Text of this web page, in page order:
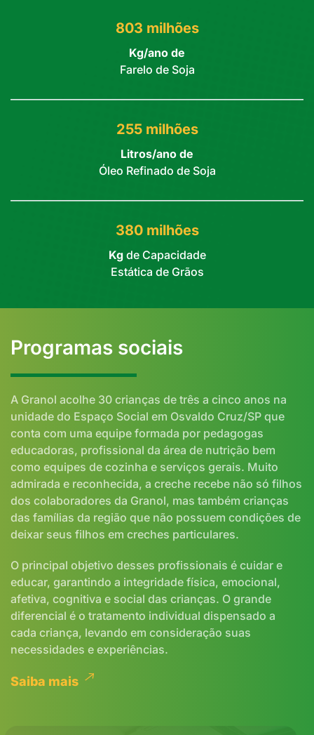
803 milhões
Kg/ano de
Farelo de Soja
255 milhões
Litros/ano de
Óleo Refinado de Soja
380 milhões
Kgde Capacidade
Estática de Grãos
Programas sociais
A Granol acolhe 30 crianças de três a cinco anos na
unidade do Espaço Social em Osvaldo Cruz/SP que
conta com uma equipe formada por pedagogas
educadoras, profissional da área de nutrição bem
como equipes de cozinha e serviços gerais. Muito
admirada e reconhecida, a creche recebe não só filhos
dos colaboradores da Granol, mas também crianças
das famílias da região que não possuem condições de
deixar seus filhos em creches particulares.
O principal objetivo desses profissionais é cuidar e
educar, garantindo a integridade física, emocional,
afetiva, cognitiva e social das crianças. O grande
diferencial é o tratamento individual dispensado a
cada criança, levando em consideração suas
necessidades e experiências.
Saiba mais